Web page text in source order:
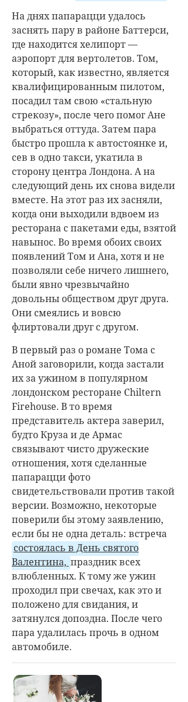
На днях папарацци удалось
заснять пару в районе Баттерси,
где находится хелипорт —
аэропорт для вертолетов. Том,
который, как известно, является
квалифицированным пилотом,
посадил там свою «стальную
стрекозу», после чего помог Ане
выбраться оттуда. Затем пара
быстро прошла к автостоянке и,
сев в одно такси, укатила в
сторону центра Лондона. А на
следующий день их снова видели
вместе. На этот раз их засняли,
когда они выходили вдвоем из
ресторана с пакетами еды, взятой
навынос. Во время обоих своих
появлений Том и Ана, хотя и не
позволяли себе ничего лишнего,
были явно чрезвычайно
довольны обществом друг друга.
Они смеялись и вовсю
флиртовали друг с другом.
В первый раз о романе Тома с
Аной заговорили, когда застали
их за ужином в популярном
лондонском ресторане Chiltern
Firehouse. В то время
представитель актера заверил,
будто Круза и де Армас
связывают чисто дружеские
отношения, хотя сделанные
папарацци фото
свидетельствовали против такой
версии. Возможно, некоторые
поверили бы этому заявлению,
если бы не одна деталь: встреча
состоялась в День святого
Валентина, праздник всех
влюбленных. К тому же ужин
проходил при свечах, как это и
положено для свидания, и
затянулся допоздна. После чего
пара удалилась прочь в одном
автомобиле.